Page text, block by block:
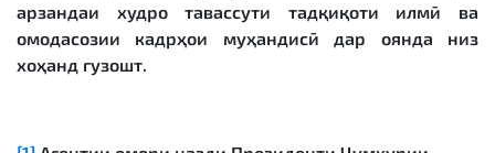
арзандаи худро тавассути тадқиқоти илмӣ ва
омодасозии кадрҳои муҳандисӣ дар оянда низ
хоҳанд гузошт.